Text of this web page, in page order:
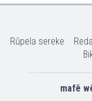
Rûpela sereke
mafê